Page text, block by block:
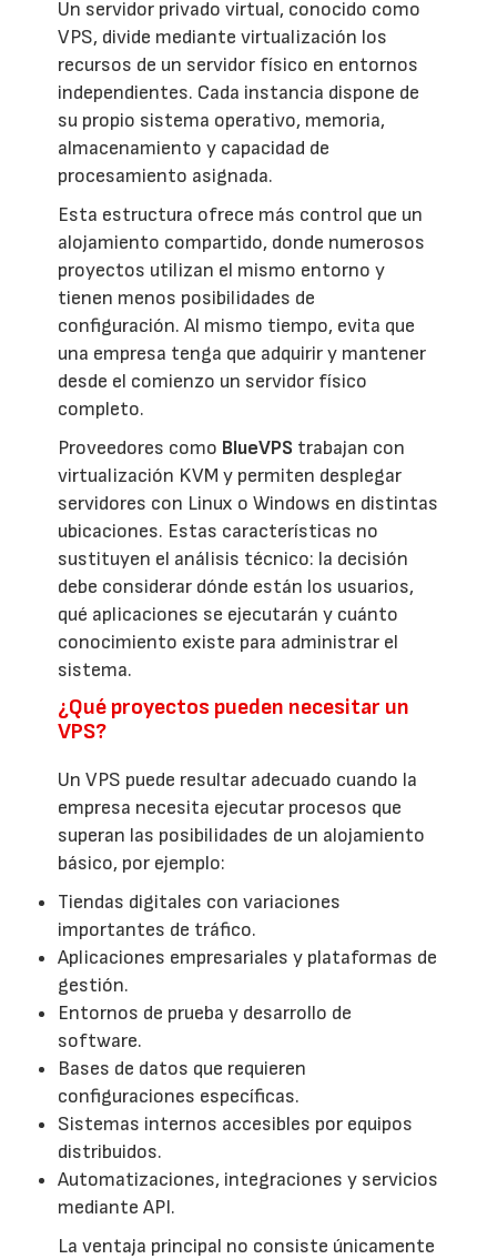
Un servidor privado virtual, conocido como
VPS, divide mediante virtualización los
recursos de un servidor físico en entornos
independientes. Cada instancia dispone de
su propio sistema operativo, memoria,
almacenamiento y capacidad de
procesamiento asignada.
Esta estructura ofrece más control que un
alojamiento compartido, donde numerosos
proyectos utilizan el mismo entorno y
tienen menos posibilidades de
configuración. Al mismo tiempo, evita que
una empresa tenga que adquirir y mantener
desde el comienzo un servidor físico
completo.
Proveedores como BlueVPS trabajan con
virtualización KVM y permiten desplegar
servidores con Linux o Windows en distintas
ubicaciones. Estas características no
sustituyen el análisis técnico: la decisión
debe considerar dónde están los usuarios,
qué aplicaciones se ejecutarán y cuánto
conocimiento existe para administrar el
sistema.
¿Qué proyectos pueden necesitar un
VPS?
Un VPS puede resultar adecuado cuando la
empresa necesita ejecutar procesos que
superan las posibilidades de un alojamiento
básico, por ejemplo:
Tiendas digitales con variaciones
importantes de tráfico.
Aplicaciones empresariales y plataformas de
gestión.
Entornos de prueba y desarrollo de
software.
Bases de datos que requieren
configuraciones específicas.
Sistemas internos accesibles por equipos
distribuidos.
Automatizaciones, integraciones y servicios
mediante API.
La ventaja principal no consiste únicamente